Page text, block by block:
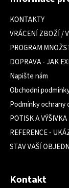
KONTAKTY
VRÁCENÍ ZBOŽÍ /
PROGRAM
DOPRAVA - JAK
Napište nám
Obchodní
Podmínky ochrany
POTISK A VÝŠIVKA
REFERENCE -
STAV VAŠÍ
Kontakt